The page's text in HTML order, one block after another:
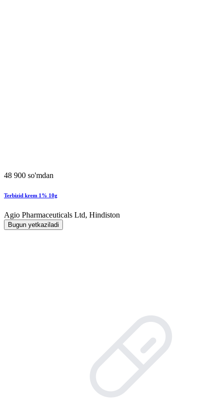
48 900 so'mdan
Terbizid krem 1% 10g
Agio Pharmaceuticals Ltd, Hindiston
Bugun yetkaziladi